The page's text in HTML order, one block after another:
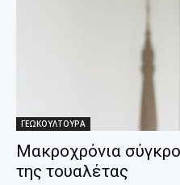
ΓΕΩΚΟΥΛΤΟΥΡΑ
Μακροχρόνια
της τουαλέτας